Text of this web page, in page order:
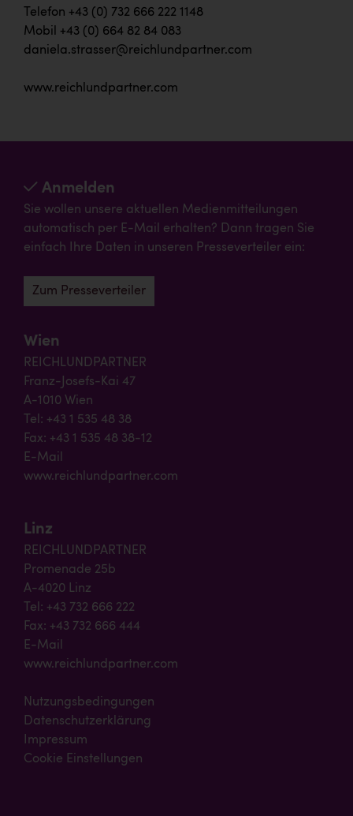
Telefon +43 (0) 732 666 222 1148
Mobil +43 (0) 664 82 84 083
daniela.strasser@reichlundpartner.com
www.reichlundpartner.com
Anmelden
Sie wollen unsere aktuellen Medienmitteilungen
automatisch per E-Mail erhalten? Dann tragen Sie
einfach Ihre Daten in unseren Presseverteiler ein:
Zum Presseverteiler
Wien
REICHLUNDPARTNER
Franz-Josefs-Kai 47
A-1010 Wien
Tel: +43 1 535 48 38
Fax: +43 1 535 48 38-12
E-Mail
www.reichlundpartner.com
Linz
REICHLUNDPARTNER
Promenade 25b
A-4020 Linz
Tel: +43 732 666 222
Fax: +43 732 666 444
E-Mail
www.reichlundpartner.com
Nutzungsbedingungen
Datenschutzerklärung
Impressum
Cookie Einstellungen